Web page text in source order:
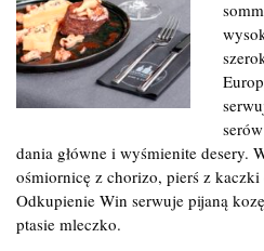
dania główne i wyśmienite desery.
ośmiornicę z chorizo, pierś z kaczki
Odkupienie Win serwuje pijaną
ptasie mleczko.